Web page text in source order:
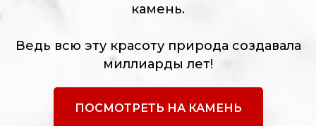
камень.
Ведь всю эту красоту природа создавала
миллиарды лет!
ПОСМОТРЕТЬ НА КАМЕНЬ